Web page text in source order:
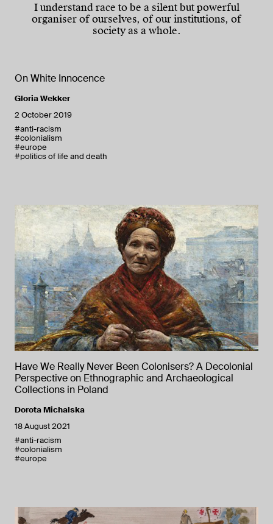
I understand race to be a silent but powerful
organiser of ourselves, of our institutions, of
society as a whole.
On White Innocence
Gloria Wekker
2 October 2019
#anti-racism
#colonialism
#europe
#politics of life and death
Have We Really Never Been Colonisers? A Decolonial
Perspective on Ethnographic and Archaeological
Collections in Poland
Dorota Michalska
18 August 2021
#anti-racism
#colonialism
#europe